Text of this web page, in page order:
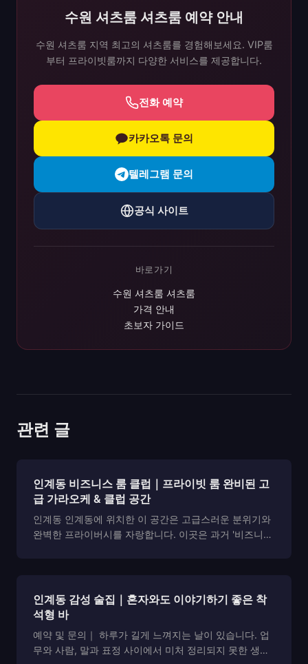
수원 셔츠룸 셔츠룸 예약 안내
수원 셔츠룸 지역 최고의 셔츠룸를 경험해보세요. VIP룸
부터 프라이빗룸까지 다양한 서비스를 제공합니다.
전화 예약
카카오톡 문의
텔레그램 문의
공식 사이트
바로가기
수원 셔츠룸 셔츠룸
가격 안내
초보자 가이드
관련 글
인계동 비즈니스 룸 클럽｜프라이빗 룸 완비된 고
급 가라오케 & 클럽 공간
인계동 인계동에 위치한 이 공간은 고급스러운 분위기와
완벽한 프라이버시를 자랑합니다. 이곳은 과거 '비즈니스
인계동 감성 술집｜혼자와도 이야기하기 좋은 착
석형 바
예약 및 문의｜ 하루가 길게 느껴지는 날이 있습니다. 업
무와 사람, 말과 표정 사이에서 미처 정리되지 못한 생각